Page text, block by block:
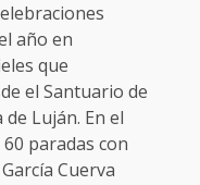
año en
que
el Santuario de
Luján. En el
paradas con
Cuerva